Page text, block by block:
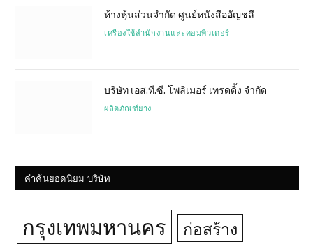
ห้างหุ้นส่วนจำกัด ศูนย์หนังสืออัญชลี
เครื่องใช้สำนักงานและคอมพิวเตอร์
บริษัท เอส.ที.ซี. โพลิเมอร์ เทรดดิ้ง จำกัด
ผลิตภัณฑ์ยาง
คำค้นยอดนิยม บริษัท
กรุงเทพมหานคร ก่อสร้าง